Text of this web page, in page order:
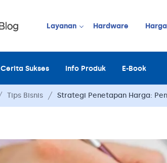
Layanan
Point of Sale
Payment
Manajemen Pelanggan
Manajemen Stok
Hardware Harga
Cerita Sukses Info Produk E-Book
Tips Bisnis Strategi Penetapan Harga: